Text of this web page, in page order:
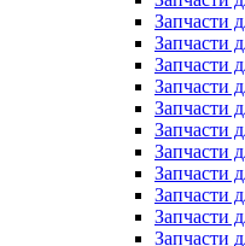
Запчасти
Запчасти
Запчасти
Запчасти
Запчасти
Запчасти
Запчасти
Запчасти
Запчасти
Запчасти
Запчасти